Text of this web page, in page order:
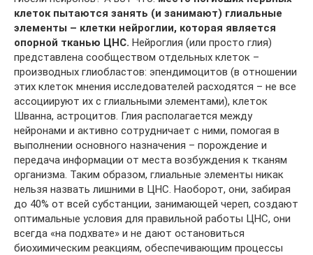
клеток пытаются занять (и занимают) глиальные
элементы – клетки нейроглии, которая является
опорной тканью ЦНС. Нейроглия (или просто глия)
представлена сообществом отдельных клеток –
производных глиобластов: эпендимоцитов (в отношении
этих клеток мнения исследователей расходятся – не все
ассоциируют их с глиальными элементами), клеток
Шванна, астроцитов. Глия располагается между
нейронами и активно сотрудничает с ними, помогая в
выполнении основного назначения – порождение и
передача информации от места возбуждения к тканям
организма. Таким образом, глиальные элементы никак
нельзя назвать лишними в ЦНС. Наоборот, они, забирая
до 40% от всей субстанции, занимающей череп, создают
оптимальные условия для правильной работы ЦНС, они
всегда «на подхвате» и не дают остановиться
биохимическим реакциям, обеспечивающим процессы